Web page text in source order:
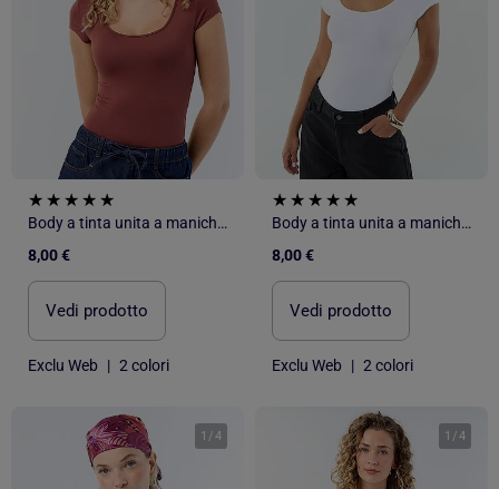
Body a tinta unita a maniche corte
8,00 €
Vedi prodotto
Exclu Web | 2 colori
Body a tinta unita a maniche corte
8,00 €
Vedi prodotto
Exclu Web | 2 colori
1 /4 1 /4